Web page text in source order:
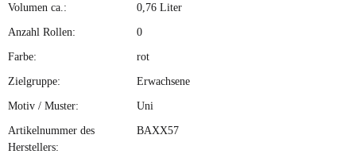
Volumen ca.: 0,76 Liter
Anzahl Rollen: 0
Farbe: rot
Zielgruppe: Erwachsene
Motiv / Muster: Uni
Artikelnummer des
Herstellers:
BAXX57